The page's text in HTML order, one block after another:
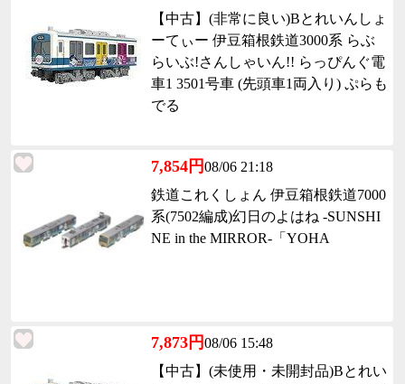
【中古】(非常に良い)Bとれいんしょ
ーてぃー 伊豆箱根鉄道3000系 らぶ
らいぶ!さんしゃいん!! らっぴんぐ電
車1 3501号車 (先頭車1両入り) ぷらも
でる
7,854円08/06 21:18
鉄道これくしょん 伊豆箱根鉄道7000
系(7502編成)幻日のよはね -SUNSHI
NE in the MIRROR-「YOHA
7,873円08/06 15:48
【中古】(未使用・未開封品)Bとれい